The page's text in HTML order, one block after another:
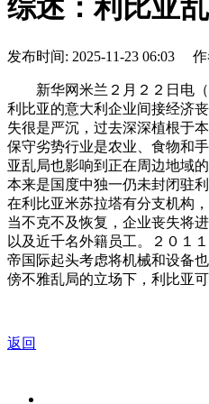
综述：利比亚
发布时间: 2025-11-23 06:03 作
新华网米兰２月２２日电（
利比亚的意大利企业间接经济
失很是严沉，过去深深植根于
保守劣势行业是农业、食物和
亚乱局也影响到正在周边地域
本来是国度中独一仍未封闭驻
在利比亚米苏拉塔有分支机构
当不克不及恢复，企业丧失将
以及近千名外籍员工。２０１
帝国际起头考虑将机械和设备
傍不雅乱局的立场下，利比亚
返回